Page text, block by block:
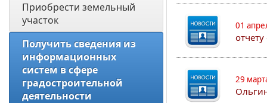
Приобрести земельный
участок
Получить сведения из
информационных
систем в сфере
градостроительной
деятельности
01
29